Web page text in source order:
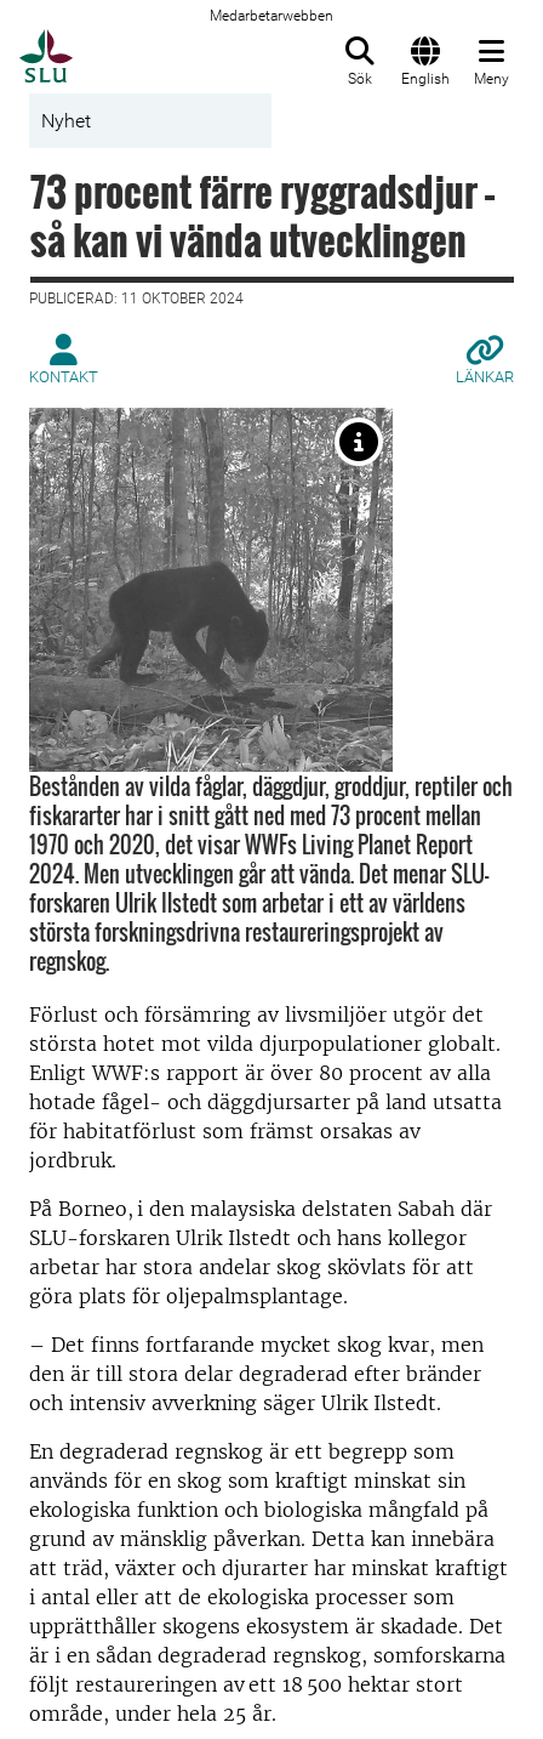
Medarbetarwebben
Sök English Meny
Nyhet
73 procent färre ryggradsdjur –
så kan vi vända utvecklingen
PUBLICERAD: 11 OKTOBER 2024
KONTAKT LÄNKAR
Bestånden av vilda fåglar, däggdjur, groddjur, reptiler och
fiskararter har i snitt gått ned med 73 procent mellan
1970 och 2020, det visar WWFs Living Planet Report
2024. Men utvecklingen går att vända. Det menar SLU-
forskaren Ulrik Ilstedt som arbetar i ett av världens
största forskningsdrivna restaureringsprojekt av
regnskog.
Förlust och försämring av livsmiljöer utgör det
största hotet mot vilda djurpopulationer globalt.
Enligt WWF:s rapport är över 80 procent av alla
hotade fågel- och däggdjursarter på land utsatta
för habitatförlust som främst orsakas av
jordbruk.
På Borneo, i den malaysiska delstaten Sabah där
SLU-forskaren Ulrik Ilstedt och hans kollegor
arbetar har stora andelar skog skövlats för att
göra plats för oljepalmsplantage.
– Det finns fortfarande mycket skog kvar, men
den är till stora delar degraderad efter bränder
och intensiv avverkning säger Ulrik Ilstedt.
En degraderad regnskog är ett begrepp som
används för en skog som kraftigt minskat sin
ekologiska funktion och biologiska mångfald på
grund av mänsklig påverkan. Detta kan innebära
att träd, växter och djurarter har minskat kraftigt
i antal eller att de ekologiska processer som
upprätthåller skogens ekosystem är skadade. Det
är i en sådan degraderad regnskog, somforskarna
följt restaureringen av ett 18 500 hektar stort
område, under hela 25 år.